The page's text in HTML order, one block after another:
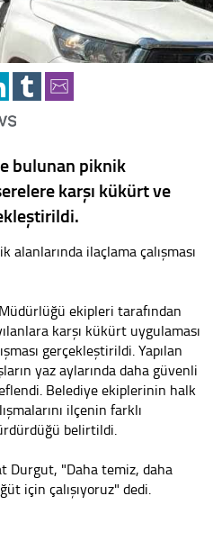
bulunan piknik
karşı kükürt ve
ilaçlama çalışması
ekipleri tarafından
karşı kükürt uygulaması
gerçekleştirildi. Yapılan
yaz aylarında daha güvenli
Belediye ekiplerinin halk
ilçenin farklı
belirtildi.
Durgut, "Daha temiz, daha
için çalışıyoruz" dedi.